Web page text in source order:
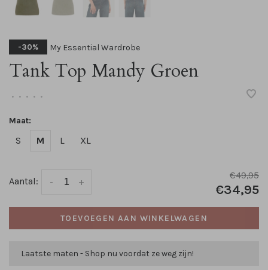
-30% My Essential Wardrobe
Tank Top Mandy Groen
• • • • •
Maat:
S M L XL
Aantal: +
-
€49,95
€34,95
TOEVOEGEN AAN WINKELWAGEN
Laatste maten - Shop nu voordat ze weg zijn!